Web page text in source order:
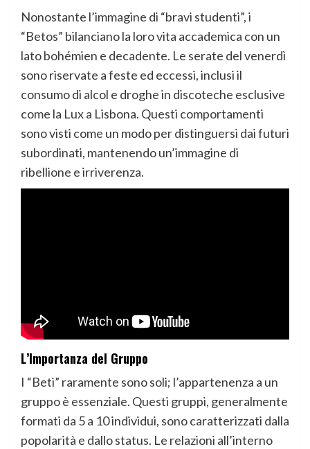
Nonostante l’immagine di “bravi studenti”, i
“Betos” bilanciano la loro vita accademica con un
lato bohémien e decadente. Le serate del venerdì
sono riservate a feste ed eccessi, inclusi il
consumo di alcol e droghe in discoteche esclusive
come la Lux a Lisbona. Questi comportamenti
sono visti come un modo per distinguersi dai futuri
subordinati, mantenendo un’immagine di
ribellione e irriverenza.
L’Importanza del Gruppo
I “Beti” raramente sono soli; l’appartenenza a un
gruppo è essenziale. Questi gruppi, generalmente
formati da 5 a 10 individui, sono caratterizzati dalla
popolarità e dallo status. Le relazioni all’interno